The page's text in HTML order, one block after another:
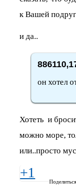
к Вашей
и да..
он хотел
Хотеть и
можно море,
или..просто
+1